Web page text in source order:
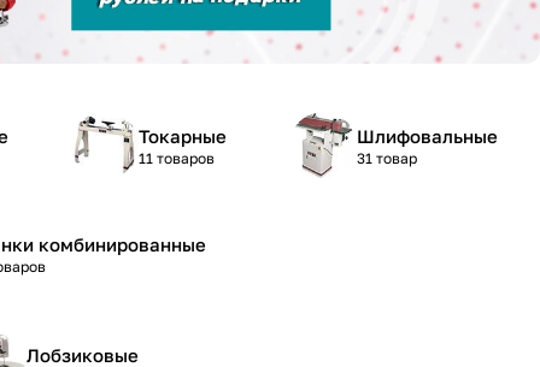
Токарные
11 товаров
Шлифовальные
31 товар
комбинированные
Лобзиковые